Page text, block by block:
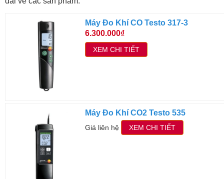
Máy Đo Khí CO Testo 317-3
6.300.000₫
XEM CHI TIẾT
Máy Đo Khí CO2 Testo 535
Giá liên hệ XEM CHI TIẾT